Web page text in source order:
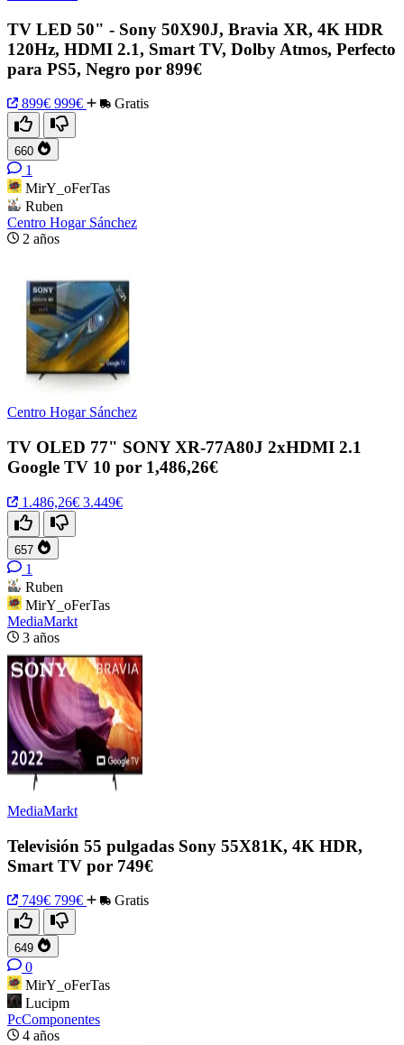
TV LED 50" - Sony 50X90J, Bravia XR, 4K HDR
120Hz, HDMI 2.1, Smart TV, Dolby Atmos, Perfecto
para PS5, Negro por 899€
899€ 999€ Gratis
660
1
MirY_oFerTas
Ruben
Centro Hogar Sánchez
2 años
Centro Hogar Sánchez
TV OLED 77" SONY XR-77A80J 2xHDMI 2.1
Google TV 10 por 1,486,26€
1.486,26€ 3.449€
657
1
Ruben
MirY_oFerTas
MediaMarkt
3 años
MediaMarkt
Televisión 55 pulgadas Sony 55X81K, 4K HDR,
Smart TV por 749€
749€ 799€ Gratis
649
0
MirY_oFerTas
Lucipm
PcComponentes
4 años